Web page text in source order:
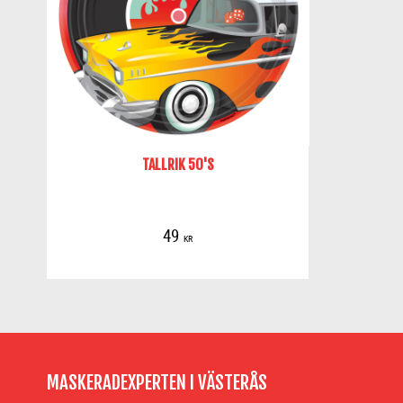
TALLRIK 50'S
49 KR
MASKERADEXPERTEN I VÄSTERÅS